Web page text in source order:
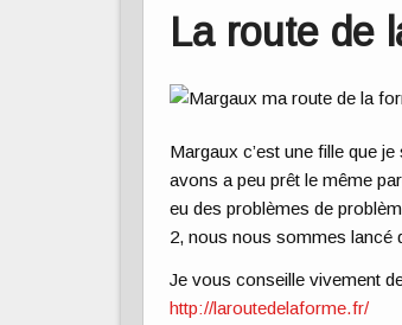
La route de
Margaux c’est une fille que
avons a peu prêt le même
eu des problèmes de
2, nous nous sommes lancé
Je vous conseille vivement
http://laroutedelaforme.fr/